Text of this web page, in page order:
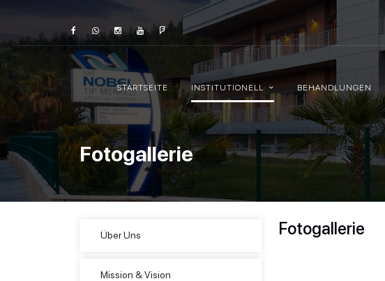
STARTSEITE INSTITUTIONELL BEHANDLUNGEN
Fotogallerie
Über Uns
Mission & Vision
Fotogallerie